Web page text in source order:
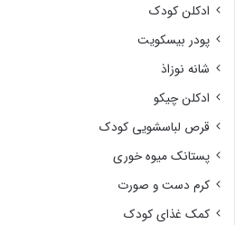
ادکلن کودک
پودر بیسکویت
شانه نوزاذ
ادکلن چیکو
قرص لباسشویی کودک
پستانک میوه خوری
کرم دست و صورت
کمک غذای کودک